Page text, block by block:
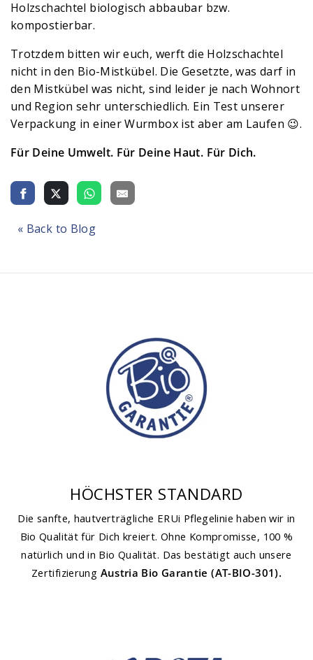
Holzschachtel biologisch abbaubar bzw.
kompostierbar.
Trotzdem bitten wir euch, werft die Holzschachtel
nicht in den Bio-Mistkübel. Die Gesetzte, was darf in
den Mistkübel was nicht, sind leider je nach Wohnort
und Region sehr unterschiedlich. Ein Test unserer
Verpackung in einer Wurmbox ist aber am Laufen 😉.
Für Deine Umwelt. Für Deine Haut. Für Dich.
« Back to Blog
HÖCHSTER STANDARD
Die sanfte, hautverträgliche ERUi Pflegelinie haben wir in
Bio Qualität für Dich kreiert. Ohne Kompromisse, 100 %
natürlich und in Bio Qualität. Das bestätigt auch unsere
Zertifizierung Austria Bio Garantie (AT-BIO-301).